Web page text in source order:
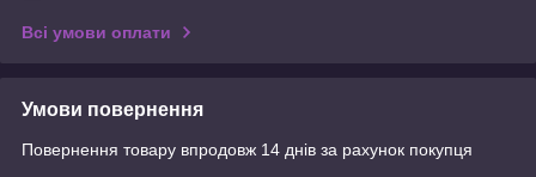
Всі умови оплати
Умови повернення
Повернення товару впродовж 14 днів за рахунок покупця